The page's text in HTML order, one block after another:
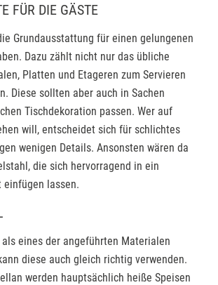
FÜR DIE GÄSTE
Grundausstattung für einen gelungenen
Dazu zählt nicht nur das übliche
Platten und Etageren zum Servieren
Diese sollten aber auch in Sachen
Tischdekoration passen. Wer auf
will, entscheidet sich für schlichtes
wenigen Details. Ansonsten wären da
die sich hervorragend in ein
einfügen lassen.
eines der angeführten Materialen
diese auch gleich richtig verwenden.
werden hauptsächlich heiße Speisen